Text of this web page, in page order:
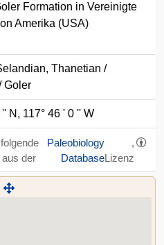
Formation in Vereinigte
Amerika (USA)
Thanetian /
Goler
N, 117° 46 ' 0 '' W
der
Paleobiology
Database
,
Lizenz